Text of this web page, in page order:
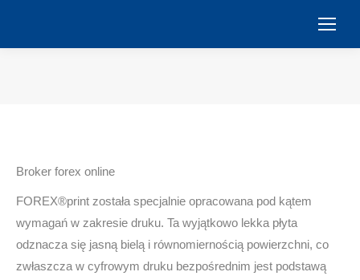
Broker forex online
FOREX®print została specjalnie opracowana pod kątem
wymagań w zakresie druku. Ta wyjątkowo lekka płyta
odznacza się jasną bielą i równomiernością powierzchni, co
zwłaszcza w cyfrowym druku bezpośrednim jest podstawą